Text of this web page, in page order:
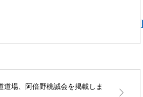
道場、阿倍野桃誠会を掲載しま